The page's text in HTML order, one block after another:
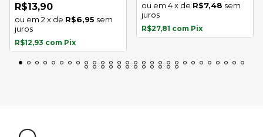
R$13,90
2 x de R$6,95 sem
juros
R$12,93 com Pix
4x de R$7,48 sem
juros
R$27,81 com Pix